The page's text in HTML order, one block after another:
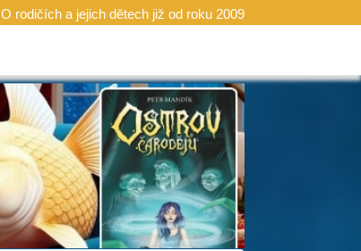
O rodičích a jejich dětech již od roku 2009